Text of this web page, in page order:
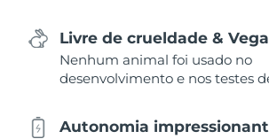
Livre de crueldade &
Nenhum animal foi usado no
desenvolvimento e nos testes
Autonomia